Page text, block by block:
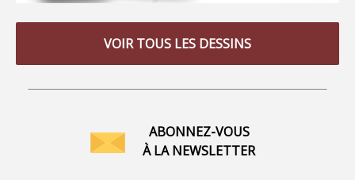
VOIR TOUS LES DESSINS
ABONNEZ-VOUS
À LA NEWSLETTER